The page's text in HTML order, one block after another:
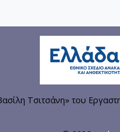
Τσιτσάνη» του